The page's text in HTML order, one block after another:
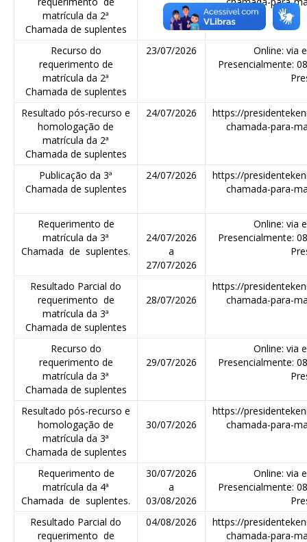
matrícula da 2ª
Chamada de suplentes
Recurso do
requerimento de
matrícula da 2ª
Chamada de suplentes
23/07/2026
Online: via
Presencialmente:
Resultado pós-recurso e
homologação de
matrícula da 2ª
Chamada de suplentes
24/07/2026
https://
chamada-para-
Publicação da 3ª
Chamada de suplentes
24/07/2026
https://
chamada-para-
Requerimento de
matrícula da 3ª
Chamada de suplentes.
24/07/2026
a
27/07/2026
Online: via
Presencialmente:
Resultado Parcial do
requerimento de
matrícula da 3ª
Chamada de suplentes
28/07/2026
https://
chamada-para-
Recurso do
requerimento de
matrícula da 3ª
Chamada de suplentes
29/07/2026
Online: via
Presencialmente:
Resultado pós-recurso e
homologação de
matrícula da 3ª
Chamada de suplentes
30/07/2026
https://
chamada-para-
Requerimento de
matrícula da 4ª
Chamada de suplentes.
30/07/2026
a
03/08/2026
Online: via
Presencialmente:
Resultado Parcial do
requerimento de
04/08/2026
https://
chamada-para-